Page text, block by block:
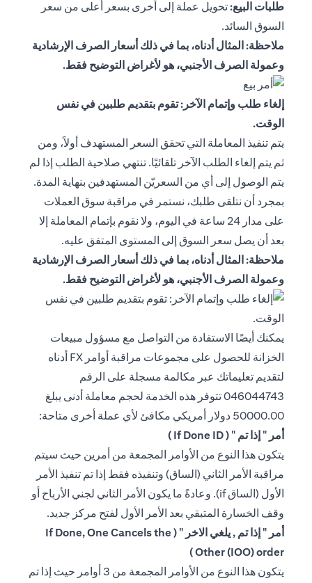
طلبات البيع:تحويل عملة إلى أخرى بسعر أعلى من سعر
السوق السائد.
ملاحظة: المثال أدناه، بما في ذلك أسعار الصرف الإرشادية
وعمولة الصرف الأجنبي، هو لأغراض التوضيح فقط.
إلغاء طلب وإتمام الآخر: تقوم بتقديم طلبين في نفس
الوقت.
يتم تنفيذ المعاملة التي تحقق السعر المستهدف أولاً، ومن
ثم يتم إلغاء الطلب الآخر تلقائيًا. تنتهي صلاحية الطلب إذا لم
يتم الوصول إلى أي من السعريّن المستهدفين بنهاية المدة.
بمجرد أن نتلقى طلبك، نستمر في مراقبة سوق العملات
على مدار 24 ساعة في اليوم، ولا نقوم بإتمام المعاملة إلا
بعد أن يصل سعر السوق إلى المستوى المتفق عليه.
ملاحظة: المثال أدناه، بما في ذلك أسعار الصرف الإرشادية
وعمولة الصرف الأجنبي، هو لأغراض التوضيح فقط.
يمكنك أيضًا الاستفادة من التواصل مع مسؤول مبيعات
الخزانة للحصول على مجموعات مراقبة أوامر FX أدناه
لتقديم تعليماتك عبر مكالمة مسجلة على الرقم
046044743 تتوفر هذه الخدمة لحجم معاملة أدنى يبلغ
50000.00 دولار أمريكي مكافئ لأي عملة أخرى متاحة:
أمر " إذا تم " ( If Done ID )
يتكون هذا النوع من الأوامر المجمعة من أمرين حيث سيتم
مراقبة الأمر الثاني (الساق) وتنفيذه فقط إذا تم تنفيذ الأمر
الأول (الساق if). وعادةً ما يكون الأمر الثاني لجني الأرباح أو
وقف الخسارة المتبقي بعد الأمر الأول لفتح مركز جديد.
أمر " إذا تم , يلغي الاخر " ( If Done, One Cancels the
Other (IOO) order )
يتكون هذا النوع من الأوامر المجمعة من 3 أوامر حيث إذا تم